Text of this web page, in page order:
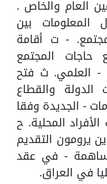
العام والخاص .
بين
- ت أقامة
المجتمع
- العلمي. ث فتح
والقطاع
- الجديدة وفقا
المحلية. ح
يرومون التقديم
- في عقد
في العراق.